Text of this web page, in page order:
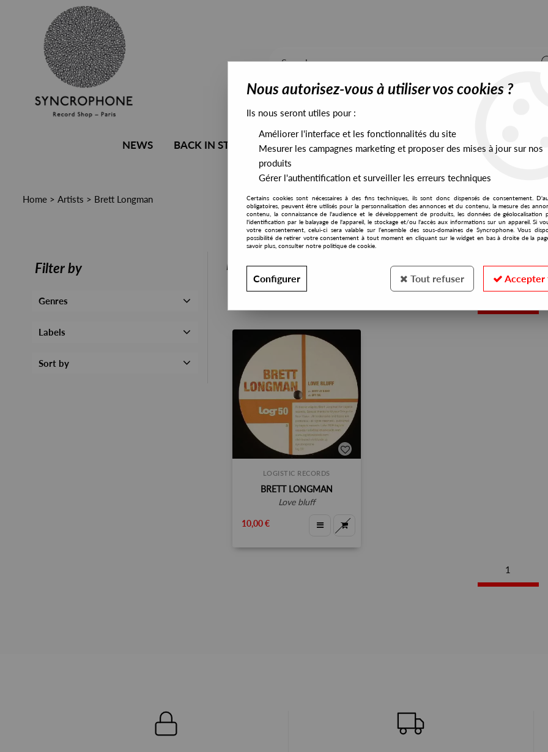
NEWS BACK IN STOCK ALL STOCK EXCLUSIVES PRESALES EXCLUSIVES
Home > Artists > Brett Longman
Filter by
Genres
Labels
Sort by
PRESALES EXCLUSIVES
LOGISTIC RECORDS
BRETT LONGMAN
love bluff
10,00 €
1
Nous autorisez-vous à utiliser vos cookies ?
Ils nous seront utiles pour :
Améliorer l'interface et les fonctionnalités du site
Mesurer les campagnes marketing et proposer des mises à jour sur nos
produits
Gérer l'authentification et surveiller les erreurs techniques
Certains cookies sont nécessaires à des fins techniques, ils sont donc dispensés de consentement.
obligatoires, peuvent être utilisés pour la personnalisation des annonces et du contenu, la mesure des
contenu, la connaissance de l'audience et le développement de produits, les données de géolocalisation
l'identification par le balayage de l'appareil, le stockage et/ou l'accès aux informations sur un appareil. Si
votre consentement, celui-ci sera valable sur l’ensemble des sous-domaines de Syncrophone. Vous
possibilité de retirer votre consentement à tout moment en cliquant sur le widget en bas à droite de la
savoir plus, consulter notre politique de cookie.
Configurer Tout refuser Accepter